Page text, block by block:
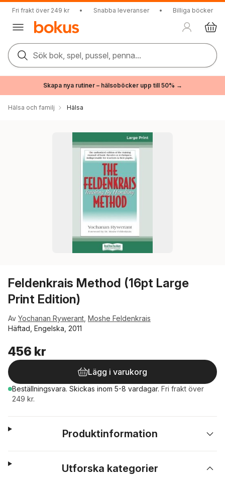
Fri frakt över 249 kr • Snabba leveranser • Billiga böcker
Sök bok, spel, pussel, penna...
Skapa nya rutiner – hälsoböcker upp till 50% →
Hälsa och familj Hälsa
Feldenkrais Method (16pt Large
Print Edition)
Av Yochanan Rywerant Moshe Feldenkrais
Häftad, Engelska, 2011
456 kr
Lägg i varukorg
Beställningsvara. Skickas inom 5-8 vardagar. Fri frakt över
249 kr.
Produktinformation
Utforska kategorier